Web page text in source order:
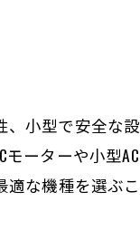
小型で安全な
ーターや小型
な機種を選ぶこ